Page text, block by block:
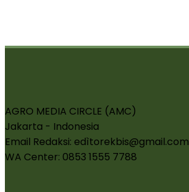
AGRO MEDIA CIRCLE (AMC)
Jakarta - Indonesia
Email Redaksi: edìtorekbis@gmail.com
WA Center: 0853 1555 7788